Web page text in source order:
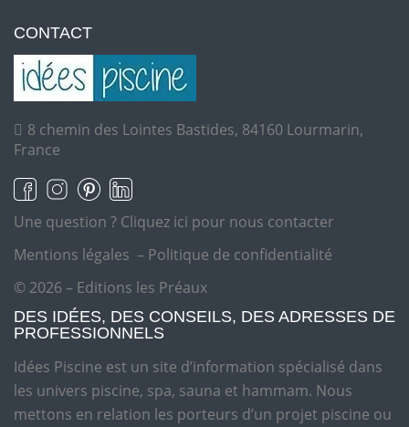
CONTACT
8 chemin des Lointes Bastides, 84160 Lourmarin,
France
Une question ? Cliquez ici pour nous contacter
Mentions légales – Politique de confidentialité
© 2026 – Editions les Préaux
DES IDÉES, DES CONSEILS, DES ADRESSES DE
PROFESSIONNELS
Idées Piscine est un site d’information spécialisé dans
les univers piscine, spa, sauna et hammam. Nous
mettons en relation les porteurs d’un projet piscine ou